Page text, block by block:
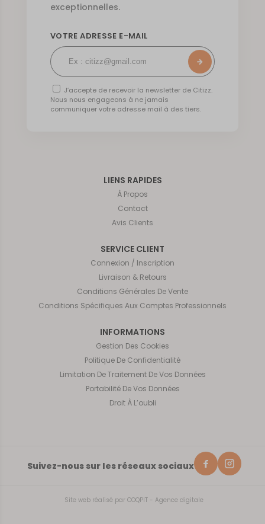
LIENS RAPIDES
À Propos
Contact
Avis Clients
SERVICE CLIENT
Connexion / Inscription
Livraison & Retours
Conditions Générales De Vente
Conditions Spécifiques Aux Comptes Professionnels
INFORMATIONS
Gestion Des Cookies
Politique De Confidentialité
Limitation De Traitement De Vos Données
Portabilité De Vos Données
Droit À L’oubli
Suivez-nous sur les réseaux sociaux
Site web réalisé par COQPIT - Agence digitale
exceptionnelles.
VOTRE ADRESSE E-MAIL
J’accepte de recevoir la newsletter de Citizz.
Nous nous engageons à ne jamais
communiquer votre adresse mail à des tiers.